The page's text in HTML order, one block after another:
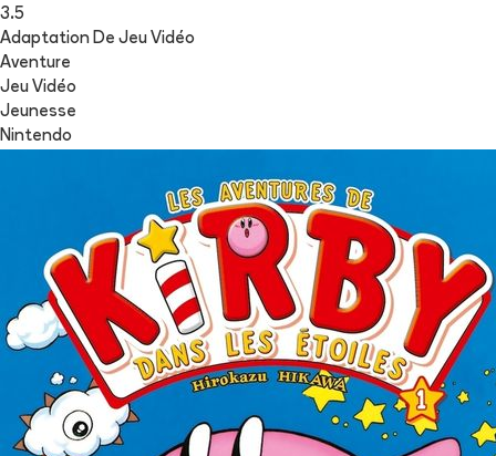
3.5
Adaptation De Jeu Vidéo
Aventure
Jeu Vidéo
Jeunesse
Nintendo